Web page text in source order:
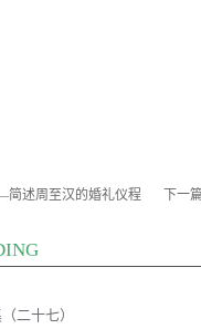
述周至汉的婚礼仪程 下一
二十七）